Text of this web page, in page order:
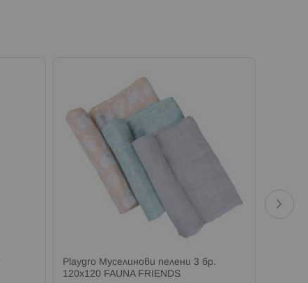
Playgro Муселинови пелени 3 бр.
120х120 FAUNA FRIENDS